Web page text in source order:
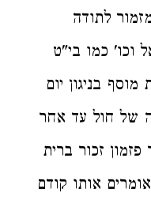
לתודה
וכו' כמו בי"ט
בניגון יום
של חול עד אחר
פזמון זכור ברית
אותו קודם